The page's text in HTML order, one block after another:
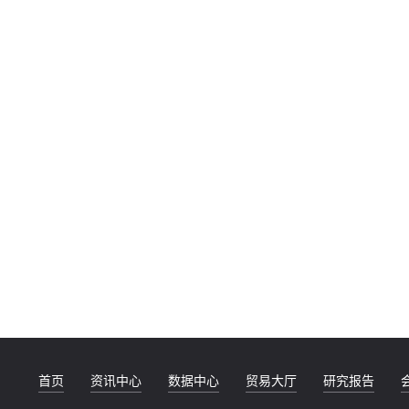
首页 资讯中心 数据中心 贸易大厅 研究报告